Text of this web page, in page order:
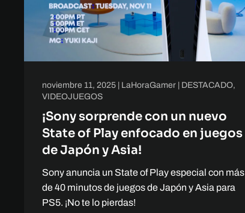
noviembre 11, 2025 | LaHoraGamer | DESTACADO,
VIDEOJUEGOS
¡Sony sorprende con un nuevo
State of Play enfocado en juegos
de Japón y Asia!
Sony anuncia un State of Play especial con más
de 40 minutos de juegos de Japón y Asia para
PS5. ¡No te lo pierdas!